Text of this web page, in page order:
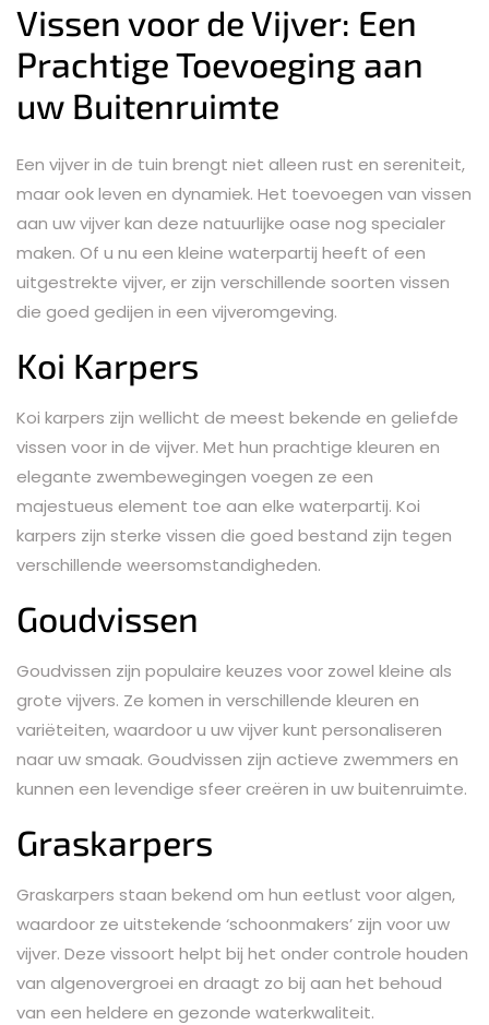
Vissen voor de Vijver: Een
Prachtige Toevoeging aan
uw Buitenruimte
Een vijver in de tuin brengt niet alleen rust en sereniteit,
maar ook leven en dynamiek. Het toevoegen van vissen
aan uw vijver kan deze natuurlijke oase nog specialer
maken. Of u nu een kleine waterpartij heeft of een
uitgestrekte vijver, er zijn verschillende soorten vissen
die goed gedijen in een vijveromgeving.
Koi Karpers
Koi karpers zijn wellicht de meest bekende en geliefde
vissen voor in de vijver. Met hun prachtige kleuren en
elegante zwembewegingen voegen ze een
majestueus element toe aan elke waterpartij. Koi
karpers zijn sterke vissen die goed bestand zijn tegen
verschillende weersomstandigheden.
Goudvissen
Goudvissen zijn populaire keuzes voor zowel kleine als
grote vijvers. Ze komen in verschillende kleuren en
variëteiten, waardoor u uw vijver kunt personaliseren
naar uw smaak. Goudvissen zijn actieve zwemmers en
kunnen een levendige sfeer creëren in uw buitenruimte.
Graskarpers
Graskarpers staan bekend om hun eetlust voor algen,
waardoor ze uitstekende ‘schoonmakers’ zijn voor uw
vijver. Deze vissoort helpt bij het onder controle houden
van algenovergroei en draagt zo bij aan het behoud
van een heldere en gezonde waterkwaliteit.